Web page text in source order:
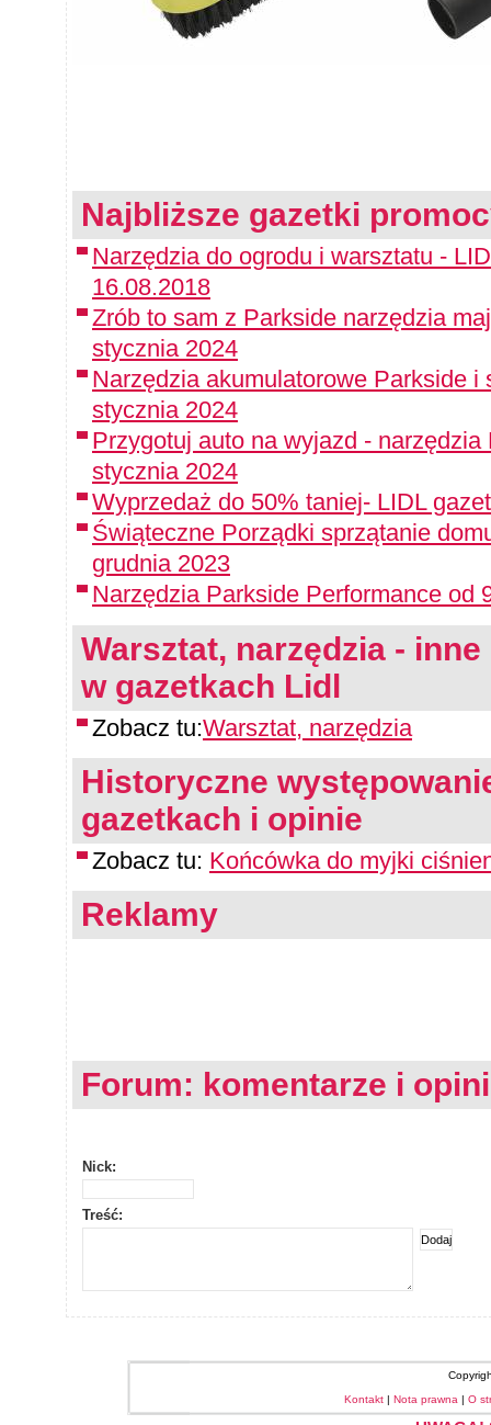
Najbliższe gazetki
Narzędzia do ogrodu i warsztatu -
16.08.2018
Zrób to sam z Parkside narzędzia
stycznia 2024
Narzędzia akumulatorowe Parkside i
stycznia 2024
Przygotuj auto na wyjazd -
stycznia 2024
Wyprzedaż do 50% taniej- LIDL
Świąteczne Porządki sprzątanie
grudnia 2023
Narzędzia Parkside Performance od
Warsztat, narzędzia -
w gazetkach Lidl
Zobacz tu:Warsztat, narzędzia
Historyczne
gazetkach i opinie
Zobacz tu: Końcówka do myjki
Reklamy
Forum: komentarze i
Nick:
Treść:
Kontakt | Nota prawna | O